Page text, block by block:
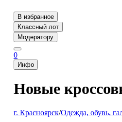
В избранное
Классный лот
Модератору
0
Инфо
Новые
г. Красноярск/Одежда, обувь,